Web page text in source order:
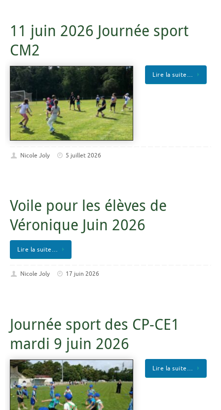
11 juin 2026 Journée sport
CM2
Lire la suite…
Nicole Joly 5 juillet 2026
Voile pour les élèves de
Véronique Juin 2026
Lire la suite…
Nicole Joly 17 juin 2026
Journée sport des CP-CE1
mardi 9 juin 2026
Lire la suite…